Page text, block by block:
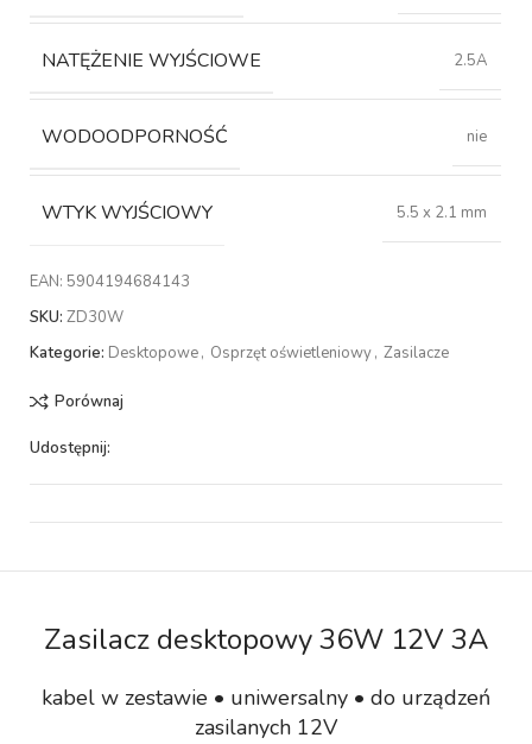
NATĘŻENIE WYJŚCIOWE 2.5A
WODOODPORNOŚĆ nie
WTYK WYJŚCIOWY 5.5 x 2.1 mm
EAN: 5904194684143
SKU:ZD30W
Kategorie: Desktopowe, Osprzęt oświetleniowy, Zasilacze
Porównaj
Udostępnij:
Zasilacz desktopowy 36W 12V 3A
kabel w zestawie • uniwersalny • do urządzeń
zasilanych 12V